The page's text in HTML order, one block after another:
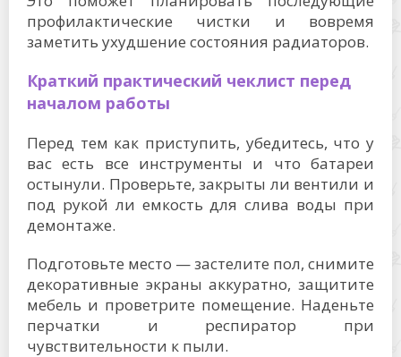
профилактические чистки и вовремя
заметить ухудшение состояния радиаторов.
Краткий практический чеклист перед
началом работы
Перед тем как приступить, убедитесь, что у
вас есть все инструменты и что батареи
остынули. Проверьте, закрыты ли вентили и
под рукой ли емкость для слива воды при
демонтаже.
Подготовьте место — застелите пол, снимите
декоративные экраны аккуратно, защитите
мебель и проветрите помещение. Наденьте
перчатки и респиратор при
чувствительности к пыли.